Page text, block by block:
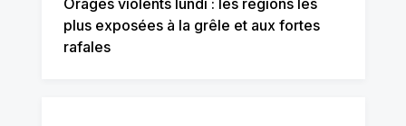
Orages violents lundi : les régions les
plus exposées à la grêle et aux fortes
rafales